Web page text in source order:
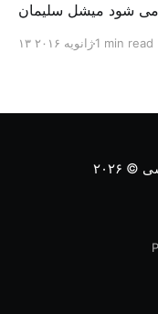
شود میشل سلیمان
و گفت: «ایران به جز
۱۳ ژانویه ۲۰۱۶1 min read
© ۲۰۲۶